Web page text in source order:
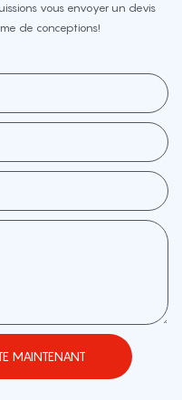
vous envoyer un devis
de conceptions!
MAINTENANT